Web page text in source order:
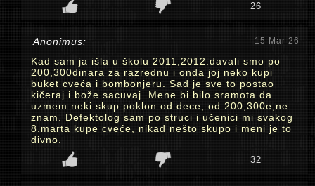
26
Anonimus: 15 Mar 26
Kad sam ja išla u školu 2011,2012.davali smo po
200,300dinara za razrednu i onda joj neko kupi
buket cveća i bombonjeru. Sad je sve to postao
kičeraj i bože sacuvaj. Mene bi bilo sramota da
uzmem neki skup poklon od dece, od 200,300e,ne
znam. Defektolog sam po struci i učenici mi svakog
8.marta kupe cveće, nikad nešto skupo i meni je to
divno.
32